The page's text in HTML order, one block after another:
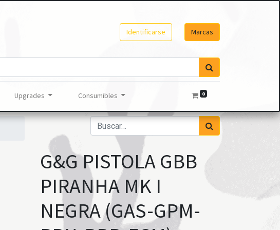
Identificarse Marcas
Upgrades Consumibles 0
G&G PISTOLA GBB
PIRANHA MK I
NEGRA (GAS-GPM-